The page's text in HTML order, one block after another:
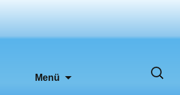
Menü
Suchen